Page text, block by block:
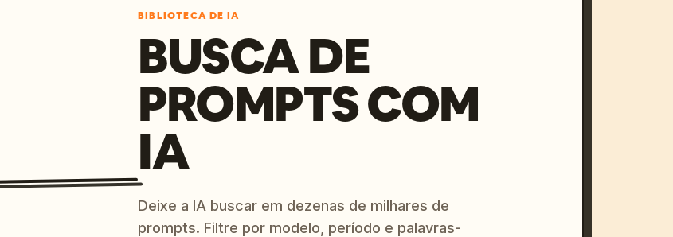
BIBLIOTECA DE IA
BUSCA DE
PROMPTS COM
IA
Deixe a IA buscar em dezenas de milhares de
prompts. Filtre por modelo, período e palavras-